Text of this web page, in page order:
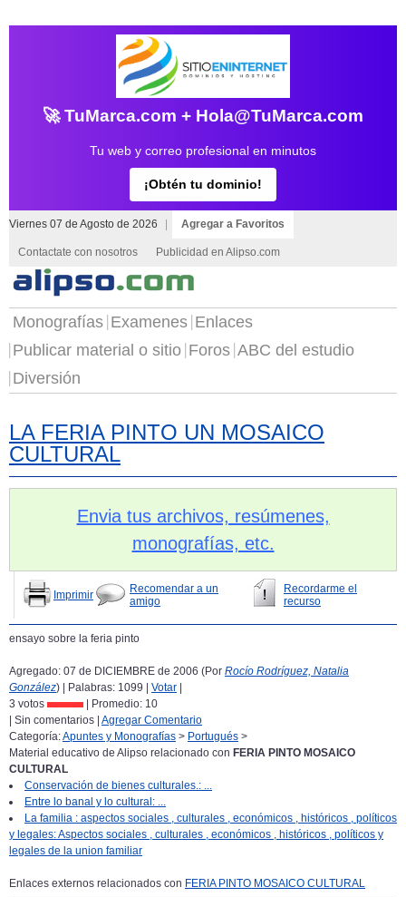
🚀 TuMarca.com + Hola@TuMarca.com
Tu web y correo profesional en minutos
¡Obtén tu dominio!
Viernes 07 de Agosto de 2026 Agregar a Favoritos
Contactate con nosotros Publicidad en Alipso.com
Monografías Examenes Enlaces
Publicar material o sitio Foros ABC del estudio
Diversión
LA FERIA PINTO UN MOSAICO
CULTURAL
Envia tus archivos, resúmenes,
monografías, etc.
Imprimir
Recomendar a un
amigo
Recordarme el
recurso
ensayo sobre la feria pinto
Agregado: 07 de DICIEMBRE de 2006 (Por Rocío Rodríguez, Natalia
González) | Palabras: 1099 | Votar
3 votos
| Promedio: 10
| Sin comentarios | Agregar Comentario
Categoría:Apuntes y Monografías > Portugués >
Material educativo de Alipso relacionado con FERIA PINTO MOSAICO
CULTURAL
Conservación de bienes culturales.: ...
Entre lo banal y lo cultural: ...
La familia : aspectos sociales , culturales , económicos , históricos , políticos
y legales: Aspectos sociales , culturales , económicos , históricos , políticos y
legales de la union familiar
Enlaces externos relacionados con FERIA PINTO MOSAICO CULTURAL